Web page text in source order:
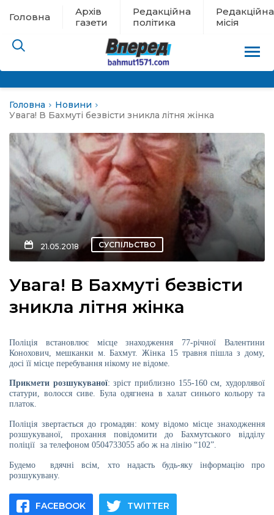
Головна
Архів
газети
Редакційна
політика
Редакційна
місія
евакуації
новини
політика
місія
Головна
Новини
Увага! В Бахмуті безвісти зникла літня жінка
21.05.2018 СУСПІЛЬСТВО
Увага! В Бахмуті безвісти
зникла літня жінка
Поліція встановлює місце знаходження 77-річної Валентини
Конохович, мешканки м. Бахмут. Жінка 15 травня пішла з дому,
досі її місце перебування нікому не відоме.
Прикмети розшукуваної: зріст приблизно 155-160 см, худорлявої
статури, волосся сиве. Була одягнена в халат синього кольору та
платок.
Поліція звертається до громадян: кому відомо місце знаходження
розшукуваної, прохання повідомити до Бахмутського відділу
поліції за телефоном 0504733055 або ж на лінію “102”.
Будемо вдячні всім, хто надасть будь-яку інформацію про
розшукувану.
FACEBOOK TWITTER